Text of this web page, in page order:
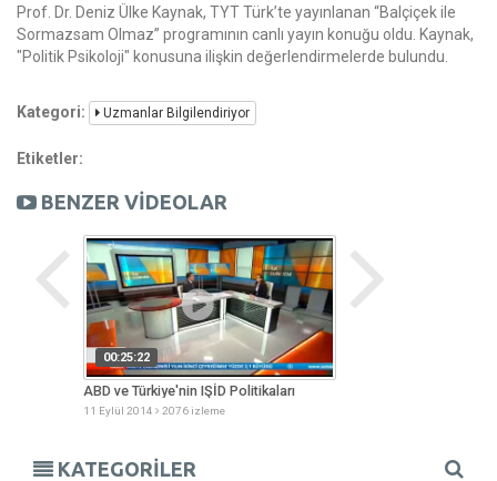
Prof. Dr. Deniz Ülke Kaynak, TYT Türk’te yayınlanan “Balçiçek ile
Sormazsam Olmaz” programının canlı yayın konuğu oldu. Kaynak,
"Politik Psikoloji" konusuna ilişkin değerlendirmelerde bulundu.
Kategori: Uzmanlar Bilgilendiriyor
Etiketler:
BENZER VİDEOLAR
00:25:22
ABD ve Türkiye'nin IŞİD Politikaları
11 Eylül 2014 2076 izleme
KATEGORİLER